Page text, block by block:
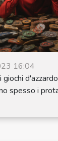
16:04
spesso i